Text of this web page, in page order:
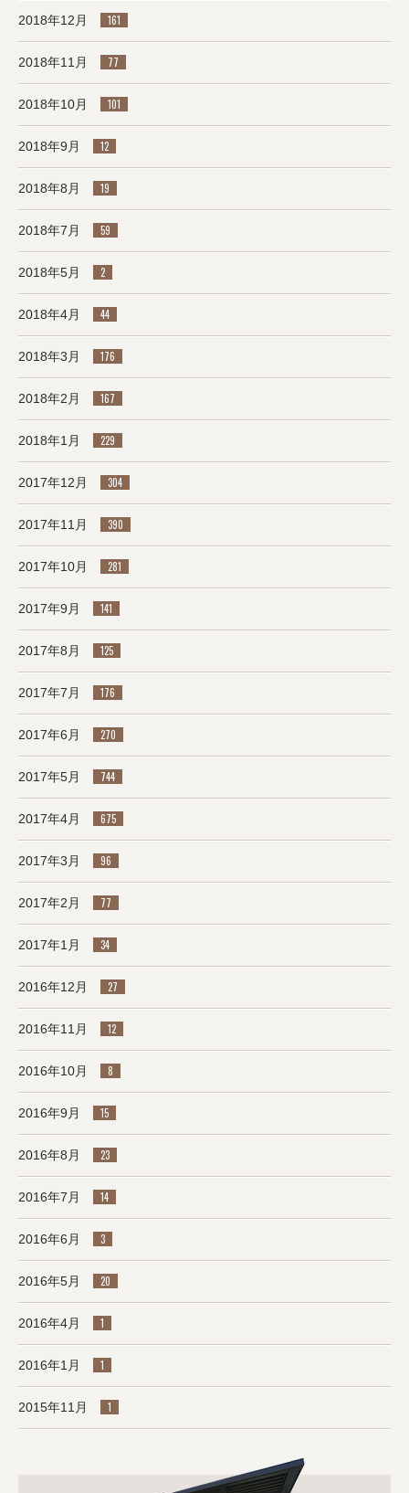
2018年12月 161
2018年11月 77
2018年10月 101
2018年9月 12
2018年8月 19
2018年7月 59
2018年5月 2
2018年4月 44
2018年3月 176
2018年2月 167
2018年1月 229
2017年12月 304
2017年11月 390
2017年10月 281
2017年9月 141
2017年8月 125
2017年7月 176
2017年6月 270
2017年5月 744
2017年4月 675
2017年3月 96
2017年2月 77
2017年1月 34
2016年12月 27
2016年11月 12
2016年10月 8
2016年9月 15
2016年8月 23
2016年7月 14
2016年6月 3
2016年5月 20
2016年4月 1
2016年1月 1
2015年11月 1